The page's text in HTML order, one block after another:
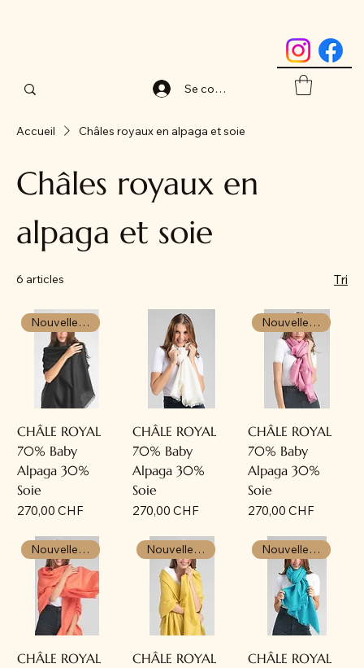
Se connecter
Accueil Châles royaux en alpaga et soie
Châles royaux en
alpaga et soie
6 articles Tri
Nouvelle arrivée
CHÂLE ROYAL
70% Baby
Alpaga 30%
Soie
Prix
270,00 CHF
CHÂLE ROYAL
70% Baby
Alpaga 30%
Soie
Prix
270,00 CHF
Nouvelle arrivée
CHÂLE ROYAL
70% Baby
Alpaga 30%
Soie
Prix
270,00 CHF
Nouvelle arrivée
CHÂLE ROYAL
Nouvelle arrivée
CHÂLE ROYAL
Nouvelle arrivée
CHÂLE ROYAL